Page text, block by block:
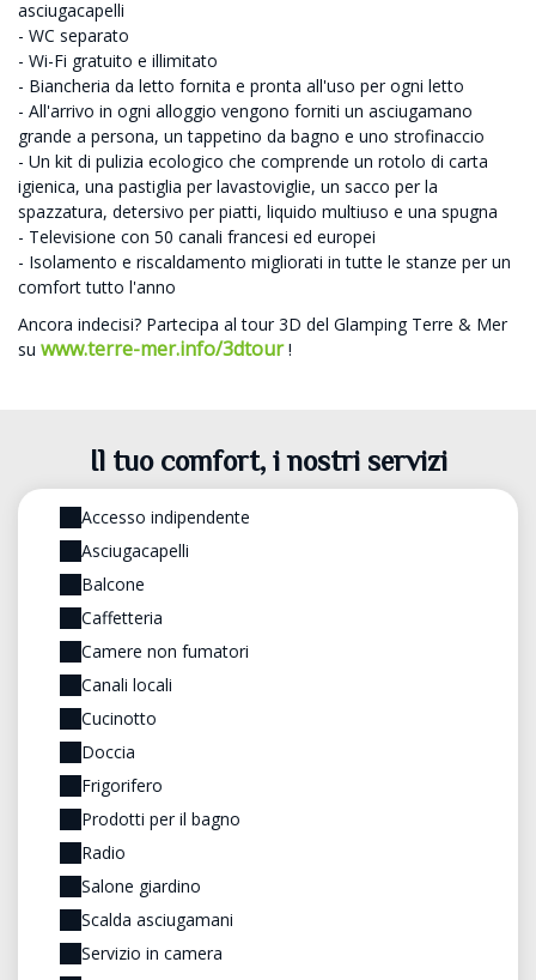
asciugacapelli
- WC separato
- Wi-Fi gratuito e illimitato
- Biancheria da letto fornita e pronta all'uso per ogni letto
- All'arrivo in ogni alloggio vengono forniti un asciugamano
grande a persona, un tappetino da bagno e uno strofinaccio
- Un kit di pulizia ecologico che comprende un rotolo di carta
igienica, una pastiglia per lavastoviglie, un sacco per la
spazzatura, detersivo per piatti, liquido multiuso e una spugna
- Televisione con 50 canali francesi ed europei
- Isolamento e riscaldamento migliorati in tutte le stanze per un
comfort tutto l'anno
Ancora indecisi? Partecipa al tour 3D del Glamping Terre & Mer
su www.terre-mer.info/3dtour!
Il tuo comfort, i nostri servizi
Accesso indipendente
Asciugacapelli
Balcone
Caffetteria
Camere non fumatori
Canali locali
Cucinotto
Doccia
Frigorifero
Prodotti per il bagno
Radio
Salone giardino
Scalda asciugamani
Servizio in camera